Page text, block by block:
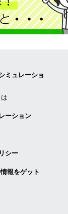
ミュレーショ
ーション
シー
報をゲット